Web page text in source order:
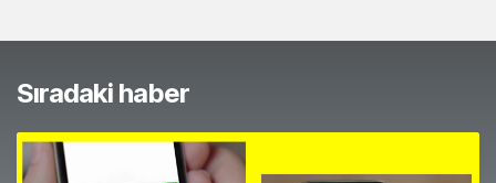
Sıradaki haber